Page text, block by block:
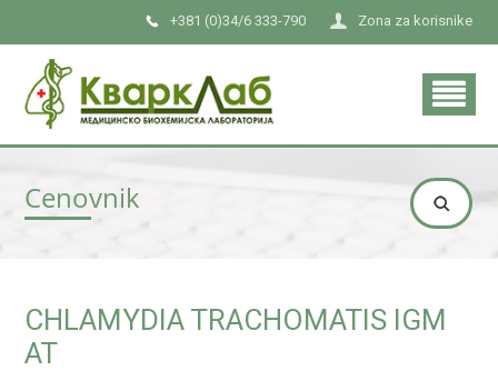
Zona za korisnike
+381 (0)34/6 333-790
Cenovnik
CHLAMYDIA TRACHOMATIS IGM
AT